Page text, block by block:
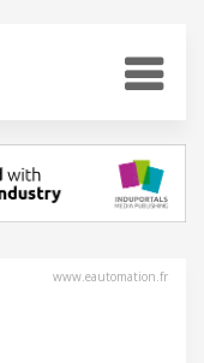
www.eautomation.fr